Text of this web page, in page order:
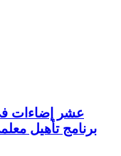
برنامج تأهيل